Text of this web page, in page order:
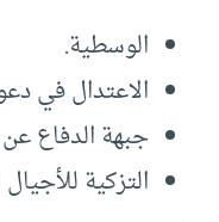
الوسطية.
الاعتدال في
جبهة الدفاع عن
التزكية